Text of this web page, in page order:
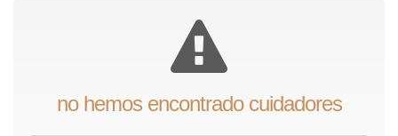
no hemos encontrado cuidadores